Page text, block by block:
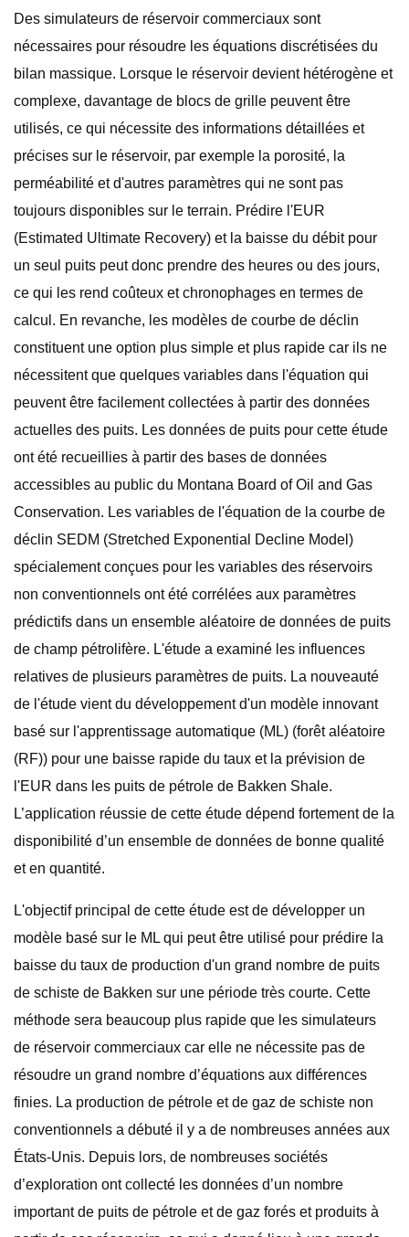
Des simulateurs de réservoir commerciaux sont
nécessaires pour résoudre les équations discrétisées du
bilan massique. Lorsque le réservoir devient hétérogène et
complexe, davantage de blocs de grille peuvent être
utilisés, ce qui nécessite des informations détaillées et
précises sur le réservoir, par exemple la porosité, la
perméabilité et d'autres paramètres qui ne sont pas
toujours disponibles sur le terrain. Prédire l'EUR
(Estimated Ultimate Recovery) et la baisse du débit pour
un seul puits peut donc prendre des heures ou des jours,
ce qui les rend coûteux et chronophages en termes de
calcul. En revanche, les modèles de courbe de déclin
constituent une option plus simple et plus rapide car ils ne
nécessitent que quelques variables dans l'équation qui
peuvent être facilement collectées à partir des données
actuelles des puits. Les données de puits pour cette étude
ont été recueillies à partir des bases de données
accessibles au public du Montana Board of Oil and Gas
Conservation. Les variables de l'équation de la courbe de
déclin SEDM (Stretched Exponential Decline Model)
spécialement conçues pour les variables des réservoirs
non conventionnels ont été corrélées aux paramètres
prédictifs dans un ensemble aléatoire de données de puits
de champ pétrolifère. L'étude a examiné les influences
relatives de plusieurs paramètres de puits. La nouveauté
de l'étude vient du développement d'un modèle innovant
basé sur l'apprentissage automatique (ML) (forêt aléatoire
(RF)) pour une baisse rapide du taux et la prévision de
l'EUR dans les puits de pétrole de Bakken Shale.
L’application réussie de cette étude dépend fortement de la
disponibilité d’un ensemble de données de bonne qualité
et en quantité.
L'objectif principal de cette étude est de développer un
modèle basé sur le ML qui peut être utilisé pour prédire la
baisse du taux de production d'un grand nombre de puits
de schiste de Bakken sur une période très courte. Cette
méthode sera beaucoup plus rapide que les simulateurs
de réservoir commerciaux car elle ne nécessite pas de
résoudre un grand nombre d’équations aux différences
finies. La production de pétrole et de gaz de schiste non
conventionnels a débuté il y a de nombreuses années aux
États-Unis. Depuis lors, de nombreuses sociétés
d’exploration ont collecté les données d’un nombre
important de puits de pétrole et de gaz forés et produits à